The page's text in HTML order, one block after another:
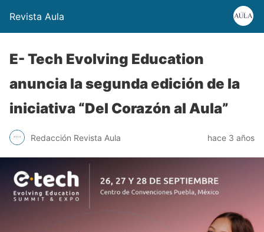
Revista Aula
E- Tech Evolving Education
anuncia la segunda edición de la
iniciativa “Del Corazón al Aula”
Redacción Revista Aula hace 3 años